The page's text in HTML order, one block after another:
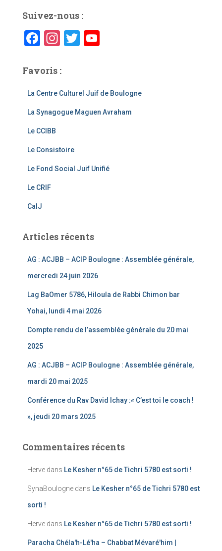
Suivez-nous :
F
c
e
b
o
o
k
In
a
gr
a
m
T
er
T
u
b
h
Favoris :
La Centre Culturel Juif de Boulogne
La Synagogue Maguen Avraham
Le CCIBB
Le Consistoire
Le Fond Social Juif Unifié
Le CRIF
CalJ
Articles récents
AG : ACJBB – ACIP Boulogne : Assemblée générale,
mercredi 24 juin 2026
Lag BaOmer 5786, Hiloula de Rabbi Chimon bar
Yohai, lundi 4 mai 2026
Compte rendu de l’assemblée générale du 20 mai
2025
AG : ACJBB – ACIP Boulogne : Assemblée générale,
mardi 20 mai 2025
Conférence du Rav David Ichay :« C’est toi le coach !
», jeudi 20 mars 2025
Commentaires récents
Herve dans Le Kesher n°65 de Tichri 5780 est sorti !
SynaBoulogne dans Le Kesher n°65 de Tichri 5780 est
sorti !
Herve dans Le Kesher n°65 de Tichri 5780 est sorti !
Paracha Chéla'h-Lé'ha – Chabbat Mévaré'him |